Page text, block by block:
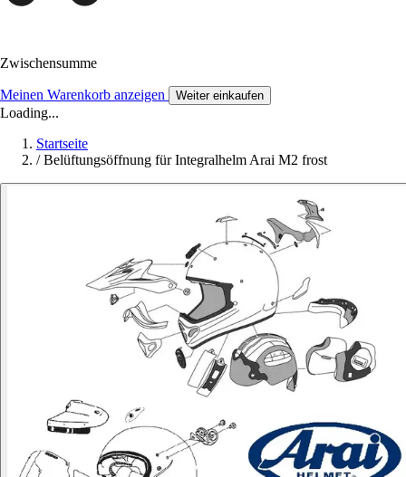
Zwischensumme
Meinen Warenkorb anzeigen Weiter einkaufen
Loading...
Startseite
/ Belüftungsöffnung für Integralhelm Arai M2 frost